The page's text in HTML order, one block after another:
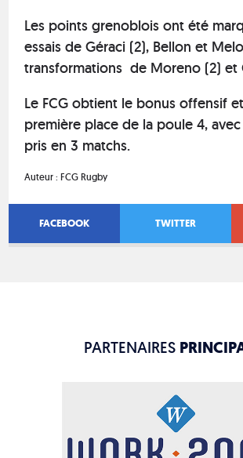
Les points grenoblois ont été
essais de Géraci (2), Bellon et
transformations de Moreno (2) et
Le FCG obtient le bonus offensif
première place de la poule 4,
pris en 3 matchs.
Auteur :FCG Rugby
FACEBOOK TWITTER
PARTENAIRES